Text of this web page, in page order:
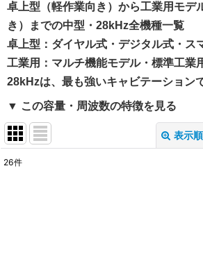
卓上型（軽作業向き）から工業用モデ
き）までの中型・28kHz全機種一覧
卓上型：ダイヤル式・デジタル式・ス
工業用：マルチ機能モデル・標準工業
28kHzは、最も強いキャビテーション
▼ この容量・周波数の特徴を見る
表示
26件